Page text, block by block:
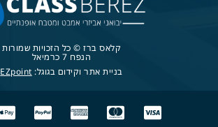
קלאס ברז © כל הזכויות שמורות
הנפח 7 כרמיאל
בניית אתר וקידום בגוגל: EZpoint